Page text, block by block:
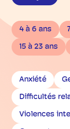
4 à 6 ans
15 à 23 ans
Anxiété
Difficultés
Violences